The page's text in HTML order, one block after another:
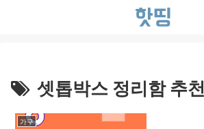
셋톱박스 정리함 추천
가구